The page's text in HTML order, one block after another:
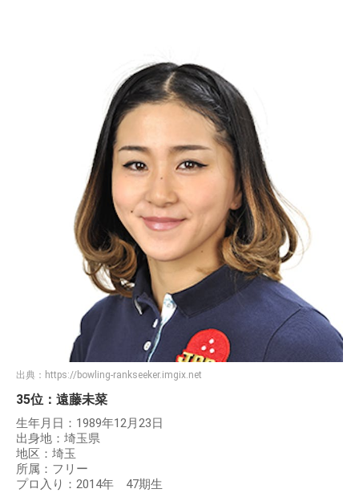
出典： https://bowling-rankseeker.imgix.net
35位：遠藤未菜
生年月日：1989年12月23日
出身地：埼玉県
地区：埼玉
所属：フリー
プロ入り：2014年 47期生